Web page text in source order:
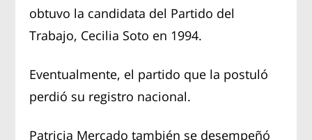
obtuvo la candidata del Partido del
Trabajo, Cecilia Soto en 1994.
Eventualmente, el partido que la postuló
perdió su registro nacional.
Patricia Mercado también se desempeñó